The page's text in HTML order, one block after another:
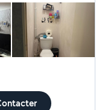
une petite
pas demi
espace, et je
vraiment aider